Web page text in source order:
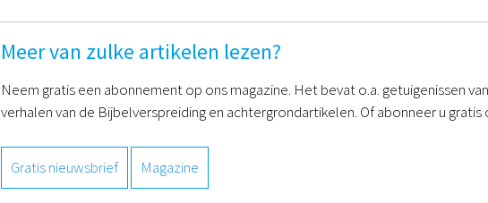
Meer van zulke artikelen lezen?
Neem gratis een abonnement op ons magazine. Het bevat o.a. getuigenissen
verhalen van de Bijbelverspreiding en achtergrondartikelen. Of abonneer u
Gratis nieuwsbrief Magazine